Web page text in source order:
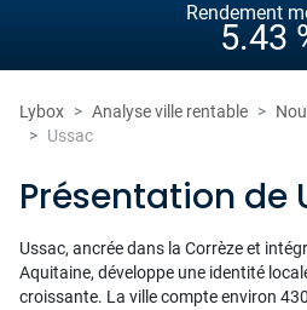
Rendement
5.43
Lybox Analyse ville rentable
Ussac
Présentation de
Ussac, ancrée dans la Corrèze et
Aquitaine, développe une identité
croissante. La ville compte environ